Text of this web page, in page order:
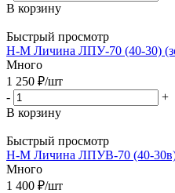
В корзину
Быстрый просмотр
Н-М Личина ЛПУ-70 (40-30)
Много
1 250 ₽/шт
-
+
В корзину
Быстрый просмотр
Н-М Личина ЛПУВ-70 (40-30в)
Много
1 400 ₽/шт